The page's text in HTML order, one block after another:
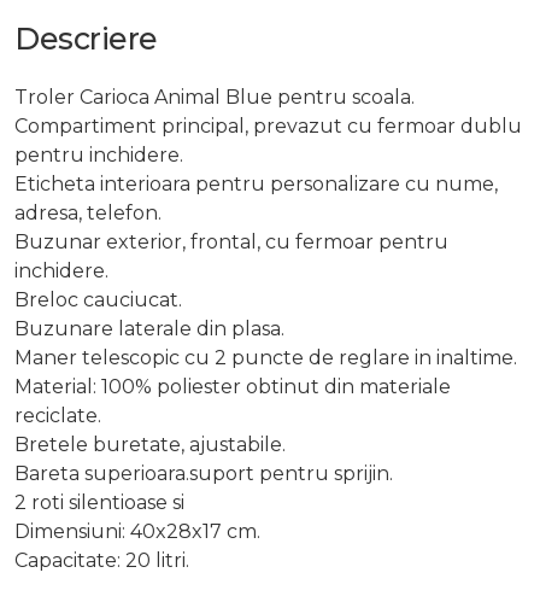
Descriere
Troler Carioca Animal Blue pentru scoala.
Compartiment principal, prevazut cu fermoar dublu
pentru inchidere.
Eticheta interioara pentru personalizare cu nume,
adresa, telefon.
Buzunar exterior, frontal, cu fermoar pentru
inchidere.
Breloc cauciucat.
Buzunare laterale din plasa.
Maner telescopic cu 2 puncte de reglare in inaltime.
Material: 100% poliester obtinut din materiale
reciclate.
Bretele buretate, ajustabile.
Bareta superioara.suport pentru sprijin.
2 roti silentioase si
Dimensiuni: 40x28x17 cm.
Capacitate: 20 litri.